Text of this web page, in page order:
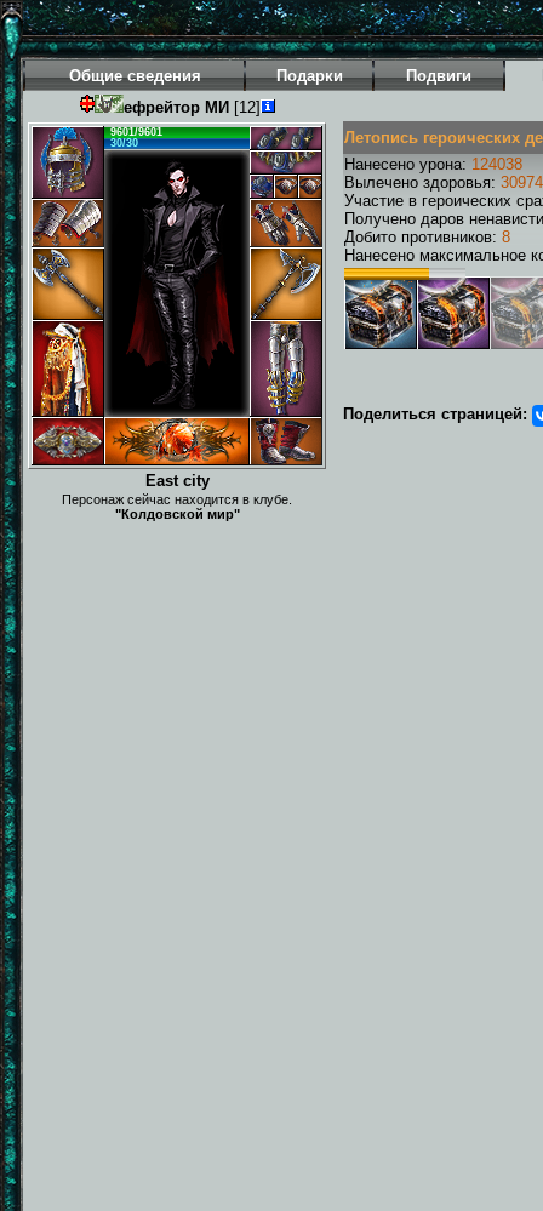
Общие сведения Подарки Подвиги
ефрейтор МИ [12]
9601/9601
30/30
East city
Персонаж сейчас находится в клубе.
"Колдовской мир"
Летопись героических
Нанесено урона: 124038
Вылечено здоровья: 30974
Участие в героических
Получено даров
Добито противников: 8
Нанесено максимальное
Поделиться страницей: